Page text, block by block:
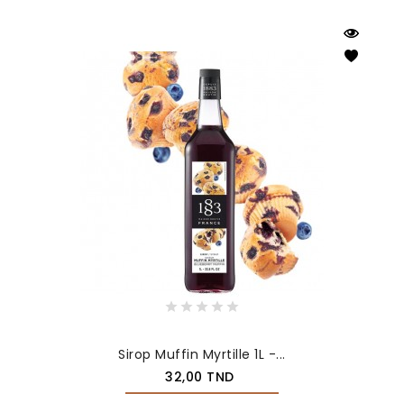
Sirop Muffin Myrtille 1L -...
Prix
32,00 TND